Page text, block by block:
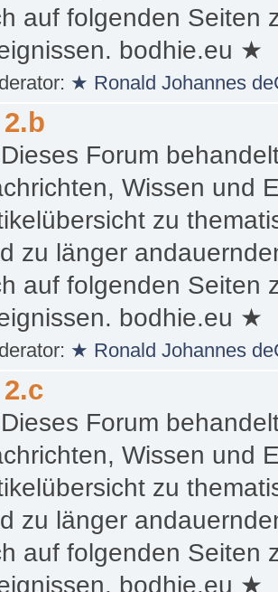
auf folgenden Seiten
bodhie.eu ★
★ Ronald Johannes
Forum
Wissen und
zu
zu länger
auf folgenden Seiten
bodhie.eu ★
★ Ronald Johannes
Forum
Wissen und
zu
zu länger
auf folgenden Seiten
bodhie.eu ★